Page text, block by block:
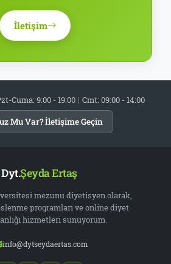
İletişim
Cuma: 9:00 - 19:00 | Cmt: 09:00 - 14:00
Mu Var? İletişime Geçin
Dyt.Şeyda Ertaş
mezunu diyetisyen olarak,
programları ve online diyet
hizmetleri sunuyorum.
info@dytseydaertas.com